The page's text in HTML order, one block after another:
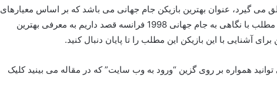
می گیرد، عنوان بهترین بازیکن جام جهانی می باشد که بر اساس معیارهای
خاصی انتخاب و معرفی می شود. در این مطلب با نگاهی به جام جهانی 1998 فرانسه قصد داریم به معرفی بهترین
همواره بر روی گزین “ورود به وب سایت” که در مقاله می بینید کلیک